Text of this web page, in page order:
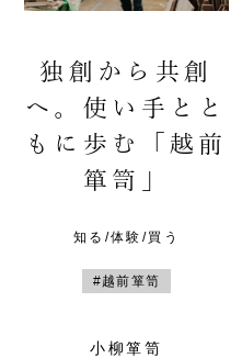
独創から共創
へ。使い手とと
もに歩む「越前
箪笥」
知る/体験/買う
#越前箪笥
小柳箪笥